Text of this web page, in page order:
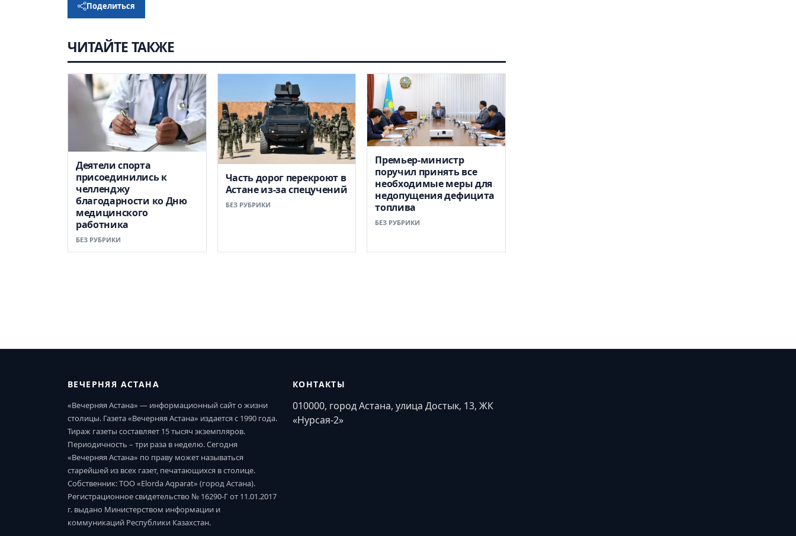
Поделиться
ЧИТАЙТЕ ТАКЖЕ
Деятели спорта
присоединились к
челленджу
благодарности ко Дню
медицинского
работника
БЕЗ РУБРИКИ
Часть дорог перекроют в
Астане из-за спецучений
БЕЗ РУБРИКИ
Премьер-министр
поручил принять все
необходимые меры для
недопущения дефицита
топлива
БЕЗ РУБРИКИ
ВЕЧЕРНЯЯ АСТАНА
«Вечерняя Астана» — информационный сайт о жизни
столицы. Газета «Вечерняя Астана» издается с 1990 года.
Тираж газеты составляет 15 тысяч экземпляров.
Периодичность – три раза в неделю. Сегодня
«Вечерняя Астана» по праву может называться
старейшей из всех газет, печатающихся в столице.
Собственник: ТОО «Elorda Aqparat» (город Астана).
Регистрационное свидетельство № 16290-Г от 11.01.2017
г. выдано Министерством информации и
коммуникаций Республики Казахстан.
КОНТАКТЫ
010000, город Астана, улица Достык, 13, ЖК
«Нурсая-2»